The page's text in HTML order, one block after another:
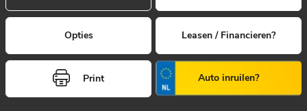
Opties Leasen / Financieren?
Print Auto inruilen?